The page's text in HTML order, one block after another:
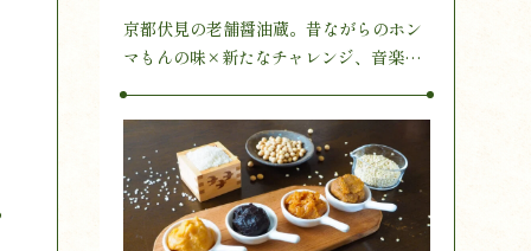
京都伏見の老舗醤油蔵。昔ながらのホン
マもんの味×新たなチャレンジ、音楽醸